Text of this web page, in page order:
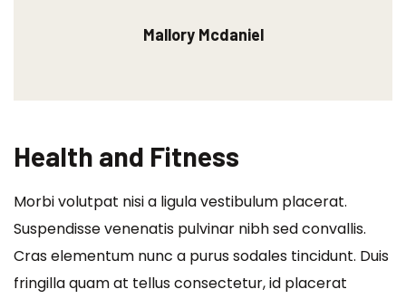
Mallory Mcdaniel
Health and Fitness
Morbi volutpat nisi a ligula vestibulum placerat.
Suspendisse venenatis pulvinar nibh sed convallis.
Cras elementum nunc a purus sodales tincidunt. Duis
fringilla quam at tellus consectetur, id placerat